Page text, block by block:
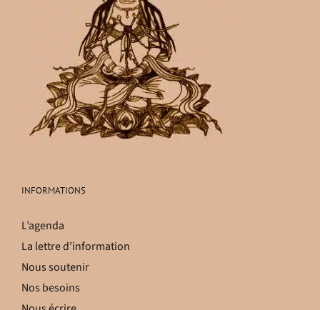
INFORMATIONS
L’agenda
La lettre d’information
Nous soutenir
Nos besoins